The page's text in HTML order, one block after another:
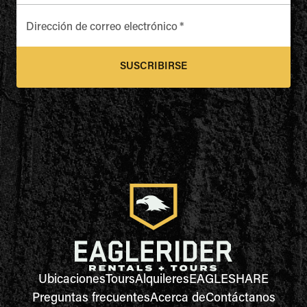
Dirección de correo electrónico*
SUSCRIBIRSE
UbicacionesToursAlquileresEAGLESHARE
Preguntas frecuentesAcerca deContáctanos